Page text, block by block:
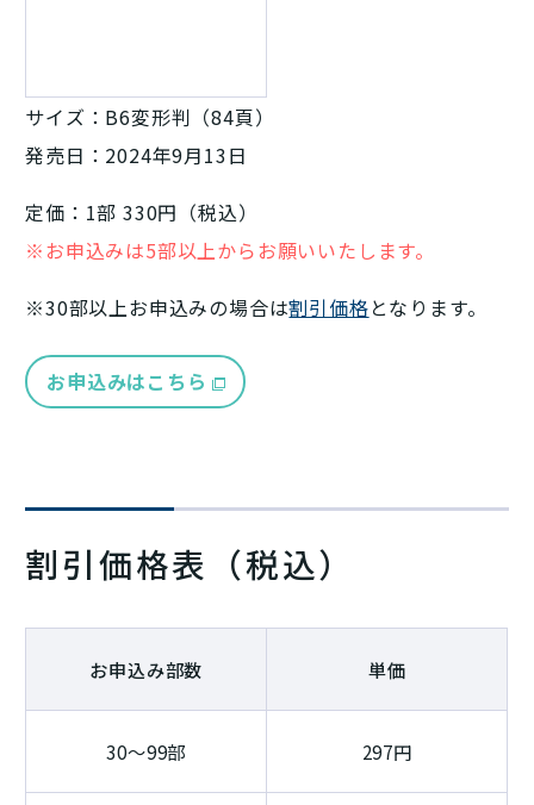
サイズ：B6変形判（84頁）
発売日：2024年9月13日
定価：1部 330円（税込）
※お申込みは5部以上からお願いいたします。
※30部以上お申込みの場合は割引価格となります。
お申込みはこちら
割引価格表（税込）
お申込み部数 単価
30～99部 297円